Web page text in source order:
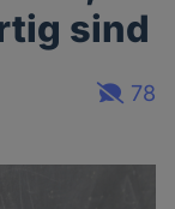
sind
78